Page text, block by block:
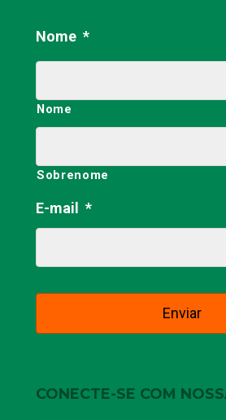
Nome *
Nome
Sobrenome
E-mail *
CONECTE-SE COM